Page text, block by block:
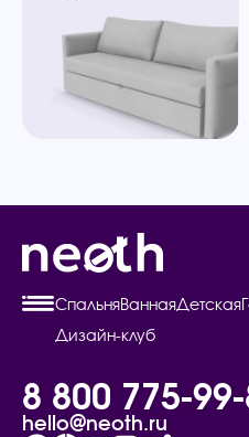
СпальняВаннаяДетская
Дизайн-клуб
8 800 775-
hello@neoth.ru